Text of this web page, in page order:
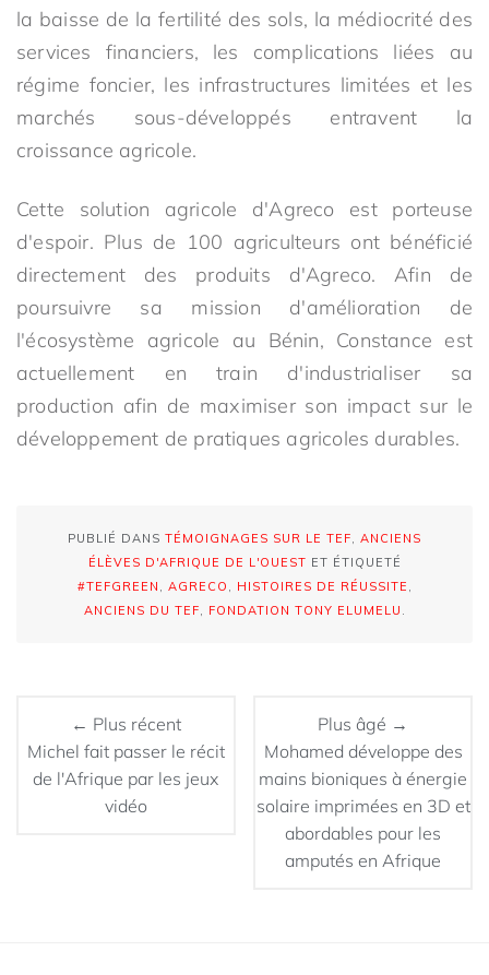
la baisse de la fertilité des sols, la médiocrité des
services financiers, les complications liées au
régime foncier, les infrastructures limitées et les
marchés sous-développés entravent la
croissance agricole.
Cette solution agricole d'Agreco est porteuse
d'espoir. Plus de 100 agriculteurs ont bénéficié
directement des produits d'Agreco. Afin de
poursuivre sa mission d'amélioration de
l'écosystème agricole au Bénin, Constance est
actuellement en train d'industrialiser sa
production afin de maximiser son impact sur le
développement de pratiques agricoles durables.
PUBLIÉ DANS TÉMOIGNAGES SUR LE TEF, ANCIENS
ÉLÈVES D'AFRIQUE DE L'OUEST ET ÉTIQUETÉ
#TEFGREEN , AGRECO , HISTOIRES DE RÉUSSITE ,
ANCIENS DU TEF, FONDATION TONY ELUMELU .
← Plus récent
Michel fait passer le récit
de l'Afrique par les jeux
vidéo
Plus âgé →
Mohamed développe des
mains bioniques à énergie
solaire imprimées en 3D et
abordables pour les
amputés en Afrique